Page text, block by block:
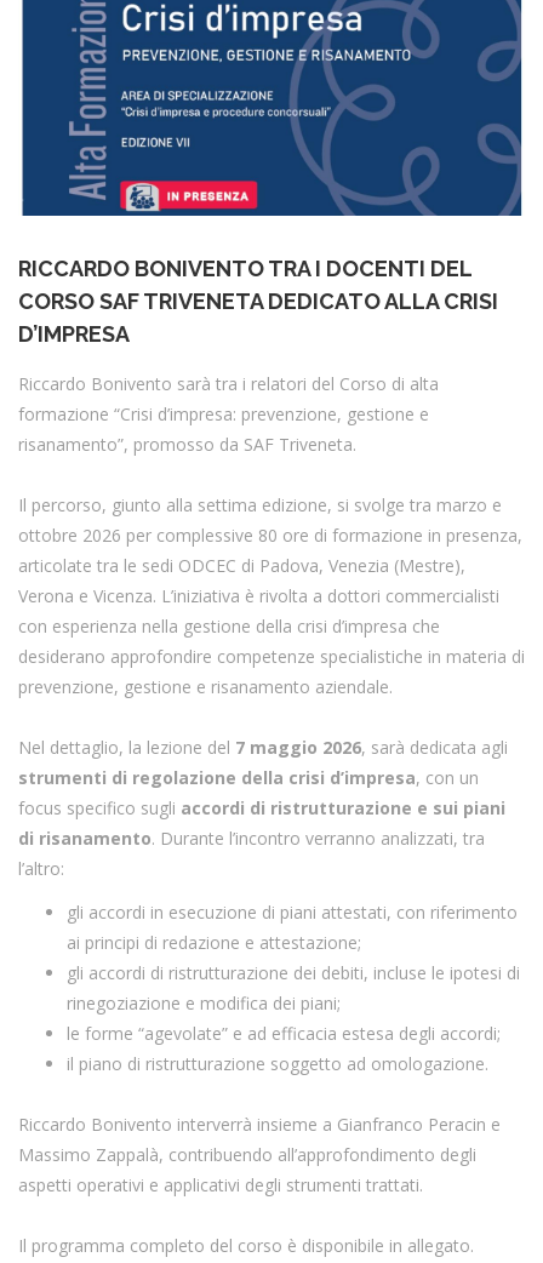
RICCARDO BONIVENTO TRA I DOCENTI DEL
CORSO SAF TRIVENETA DEDICATO ALLA CRISI
D’IMPRESA
Riccardo Bonivento sarà tra i relatori del Corso di alta
formazione “Crisi d’impresa: prevenzione, gestione e
risanamento”, promosso da SAF Triveneta.
Il percorso, giunto alla settima edizione, si svolge tra marzo e
ottobre 2026 per complessive 80 ore di formazione in presenza,
articolate tra le sedi ODCEC di Padova, Venezia (Mestre),
Verona e Vicenza. L’iniziativa è rivolta a dottori commercialisti
con esperienza nella gestione della crisi d’impresa che
desiderano approfondire competenze specialistiche in materia di
prevenzione, gestione e risanamento aziendale.
Nel dettaglio, la lezione del 7 maggio 2026, sarà dedicata agli
strumenti di regolazione della crisi d’impresa, con un
focus specifico sugli accordi di ristrutturazione e sui piani
di risanamento. Durante l’incontro verranno analizzati, tra
l’altro:
gli accordi in esecuzione di piani attestati, con riferimento
ai principi di redazione e attestazione;
gli accordi di ristrutturazione dei debiti, incluse le ipotesi di
rinegoziazione e modifica dei piani;
le forme “agevolate” e ad efficacia estesa degli accordi;
il piano di ristrutturazione soggetto ad omologazione.
Riccardo Bonivento interverrà insieme a Gianfranco Peracin e
Massimo Zappalà, contribuendo all’approfondimento degli
aspetti operativi e applicativi degli strumenti trattati.
Il programma completo del corso è disponibile in allegato.